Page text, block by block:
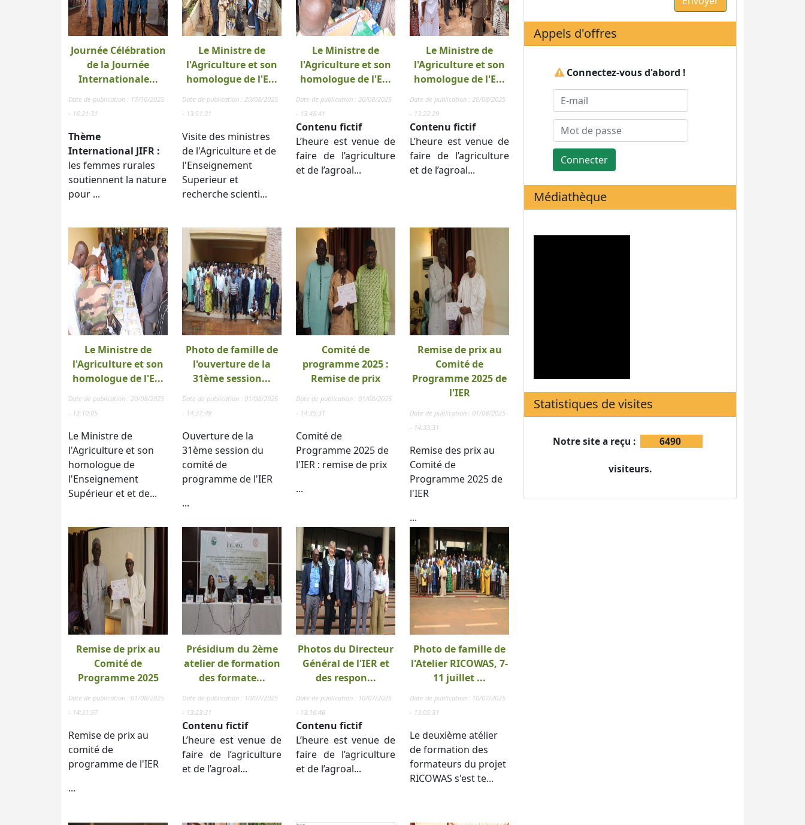
Journée Célébration
de la Journée
Internationale...
Date de publication : 17/10/2025
- 16:21:31
Thème
International JIFR :
les femmes rurales
soutiennent la nature
pour ...
Le Ministre de
l'Agriculture et son
homologue de l'E...
Date de publication : 20/08/2025
- 13:51:31
Visite des ministres
de l'Agriculture et de
l'Enseignement
Superieur et
recherche scienti...
Le Ministre de
l'Agriculture et son
homologue de l'E...
Date de publication : 20/08/2025
- 13:48:41
Contenu fictif
L’heure est venue de
faire de l’agriculture
et de l’agroal...
Le Ministre de
l'Agriculture et son
homologue de l'E...
Date de publication : 20/08/2025
- 13:22:29
Contenu fictif
L’heure est venue de
faire de l’agriculture
et de l’agroal...
Le Ministre de
l'Agriculture et son
homologue de l'E...
Date de publication : 20/08/2025
- 13:10:05
Le Ministre de
l'Agriculture et son
homologue de
l'Enseignement
Supérieur et et de...
Photo de famille de
l'ouverture de la
31ème session...
Date de publication : 01/08/2025
- 14:37:49
Ouverture de la
31ème session du
comité de
programme de l'IER
...
Comité de
programme 2025 :
Remise de prix
Date de publication : 01/08/2025
- 14:35:31
Comité de
Programme 2025 de
l'IER : remise de prix
...
Remise de prix au
Comité de
Programme 2025 de
l'IER
Date de publication : 01/08/2025
- 14:33:31
Remise des prix au
Comité de
Programme 2025 de
l'IER
...
Remise de prix au
Comité de
Programme 2025
Date de publication : 01/08/2025
- 14:31:57
Remise de prix au
comité de
programme de l'IER
...
Présidium du 2ème
atelier de formation
des formate...
Date de publication : 10/07/2025
- 13:23:31
Contenu fictif
L’heure est venue de
faire de l’agriculture
et de l’agroal...
Photos du Directeur
Général de l'IER et
des respon...
Date de publication : 10/07/2025
- 13:16:46
Contenu fictif
L’heure est venue de
faire de l’agriculture
et de l’agroal...
Photo de famille de
l'Atelier RICOWAS, 7-
11 juillet ...
Date de publication : 10/07/2025
- 13:05:31
Le deuxième atélier
de formation des
formateurs du projet
RICOWAS s'est te...
Appels d'offres
Connectez-vous d'abord !
Connecter
Médiathèque